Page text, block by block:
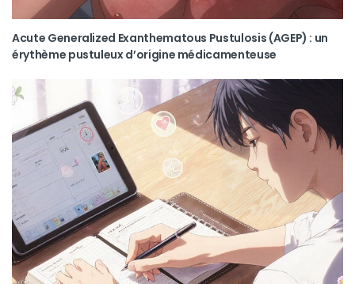
Acute Generalized Exanthematous Pustulosis (AGEP) : un
érythème pustuleux d’origine médicamenteuse